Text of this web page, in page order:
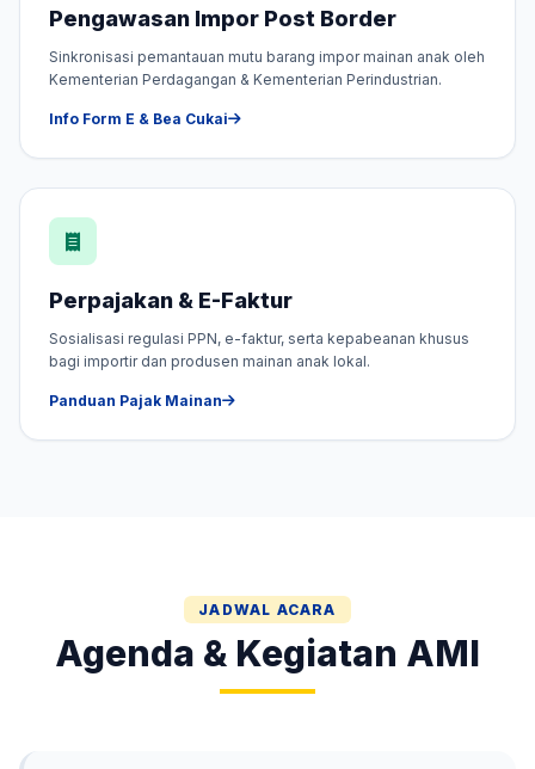
Pengawasan Impor Post Border
Sinkronisasi pemantauan mutu barang impor mainan anak oleh
Kementerian Perdagangan & Kementerian Perindustrian.
Info Form E & Bea Cukai
Perpajakan & E-Faktur
Sosialisasi regulasi PPN, e-faktur, serta kepabeanan khusus
bagi importir dan produsen mainan anak lokal.
Panduan Pajak Mainan
JADWAL ACARA
Agenda & Kegiatan AMI